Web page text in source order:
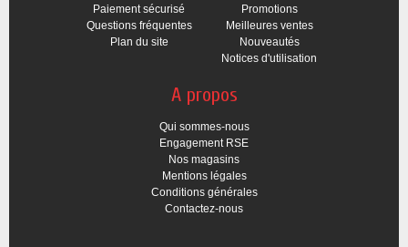
Paiement sécurisé
Questions fréquentes
Plan du site
Promotions
Meilleures ventes
Nouveautés
Notices d'utilisation
A propos
Qui sommes-nous
Engagement RSE
Nos magasins
Mentions légales
Conditions générales
Contactez-nous